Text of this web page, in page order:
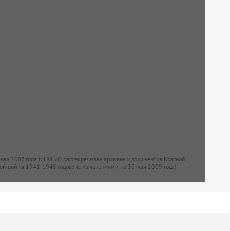
2007 года N181 «О рассекречиван архивных документов Красной
войны 1941-1945 годов» (с изменениями на 30 мая 2009 года)